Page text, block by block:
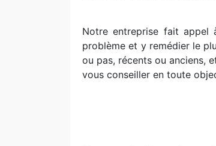
Notre entreprise fait appel
problème et y remédier le
ou pas, récents ou anciens,
vous conseiller en toute